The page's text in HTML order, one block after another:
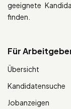
geeignete
finden.
Für
Übersicht
Kandidatensuche
Jobanzeigen